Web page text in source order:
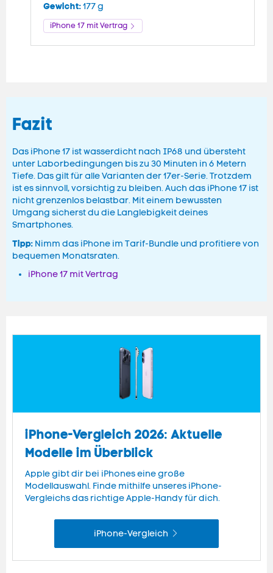
Gewicht:177 g
iPhone 17 mit Vertrag
Fazit
Das iPhone 17 ist wasserdicht nach IP68 und übersteht
unter Laborbedingungen bis zu 30 Minuten in 6 Metern
Tiefe. Das gilt für alle Varianten der 17er-Serie. Trotzdem
ist es sinnvoll, vorsichtig zu bleiben. Auch das iPhone 17 ist
nicht grenzenlos belastbar. Mit einem bewussten
Umgang sicherst du die Langlebigkeit deines
Smartphones.
Tipp: Nimm das iPhone im Tarif-Bundle und profitiere von
bequemen Monatsraten.
iPhone 17 mit Vertrag
iPhone-Vergleich 2026: Aktuelle
Modelle im Überblick
Apple gibt dir bei iPhones eine große
Modellauswahl. Finde mithilfe unseres iPhone-
Vergleichs das richtige Apple-Handy für dich.
iPhone-Vergleich